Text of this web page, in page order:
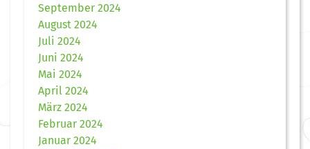
September 2024
August 2024
Juli 2024
Juni 2024
Mai 2024
April 2024
März 2024
Februar 2024
Januar 2024